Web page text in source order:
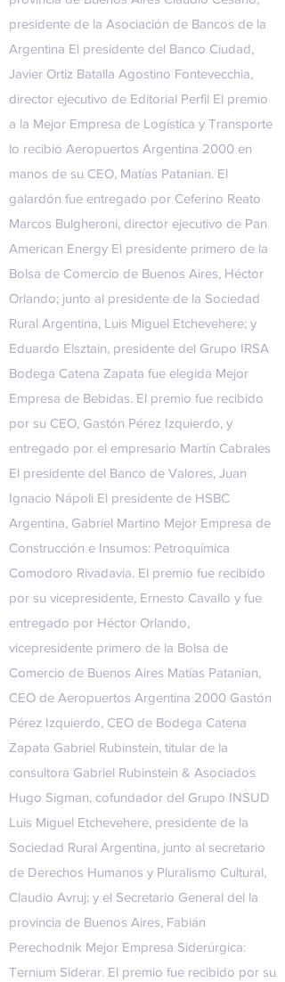
presidente de la Asociación de Bancos de la
Argentina El presidente del Banco Ciudad,
Javier Ortiz Batalla Agostino Fontevecchia,
director ejecutivo de Editorial Perfil El premio
a la Mejor Empresa de Logística y Transporte
lo recibió Aeropuertos Argentina 2000 en
manos de su CEO, Matías Patanian. El
galardón fue entregado por Ceferino Reato
Marcos Bulgheroni, director ejecutivo de Pan
American Energy El presidente primero de la
Bolsa de Comercio de Buenos Aires, Héctor
Orlando; junto al presidente de la Sociedad
Rural Argentina, Luis Miguel Etchevehere; y
Eduardo Elsztain, presidente del Grupo IRSA
Bodega Catena Zapata fue elegida Mejor
Empresa de Bebidas. El premio fue recibido
por su CEO, Gastón Pérez Izquierdo, y
entregado por el empresario Martín Cabrales
El presidente del Banco de Valores, Juan
Ignacio Nápoli El presidente de HSBC
Argentina, Gabriel Martino Mejor Empresa de
Construcción e Insumos: Petroquímica
Comodoro Rivadavia. El premio fue recibido
por su vicepresidente, Ernesto Cavallo y fue
entregado por Héctor Orlando,
vicepresidente primero de la Bolsa de
Comercio de Buenos Aires Matías Patanian,
CEO de Aeropuertos Argentina 2000 Gastón
Pérez Izquierdo, CEO de Bodega Catena
Zapata Gabriel Rubinstein, titular de la
consultora Gabriel Rubinstein & Asociados
Hugo Sigman, cofundador del Grupo INSUD
Luis Miguel Etchevehere, presidente de la
Sociedad Rural Argentina, junto al secretario
de Derechos Humanos y Pluralismo Cultural,
Claudio Avruj; y el Secretario General del la
provincia de Buenos Aires, Fabián
Perechodnik Mejor Empresa Siderúrgica:
Ternium Siderar. El premio fue recibido por su